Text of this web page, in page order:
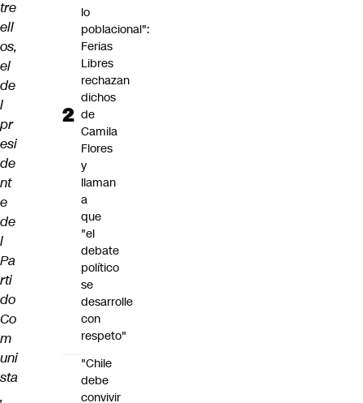
tre
ell
os,
el
de
l
pr
esi
de
nt
e
de
l
Pa
rti
do
Co
m
uni
sta
,
lo
poblacional":
Ferias
Libres
rechazan
dichos
de
Camila
Flores
y
llaman
a
que
"el
debate
político
se
desarrolle
con
respeto"
"Chile
debe
convivir